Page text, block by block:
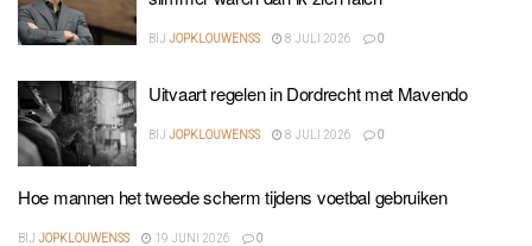
BIJ JOPKLOUWENSS 8 JULI 2026 0
Uitvaart regelen in Dordrecht met Mavendo
BIJ JOPKLOUWENSS 8 JULI 2026 0
Hoe mannen het tweede scherm tijdens voetbal gebruiken
BIJ JOPKLOUWENSS 19 JUNI 2026 0